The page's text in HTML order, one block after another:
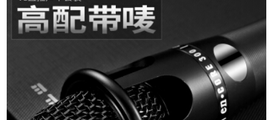
持って、襟と头を持
って舞台の演出をし
ます。クラクショウ
を防ぐために、周波
数を調整します。